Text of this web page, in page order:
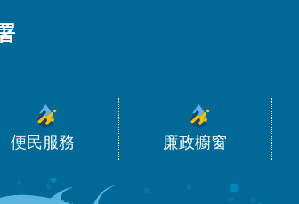
便民服務 廉政櫥窗